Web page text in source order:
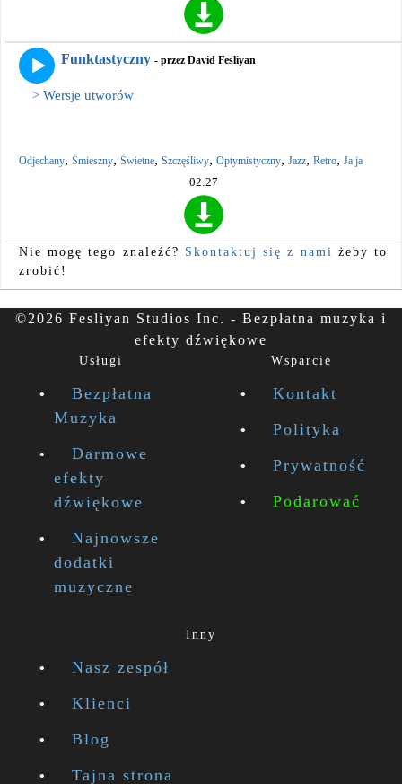
Funktastyczny - przez David Fesliyan
> Wersje utworów
Odjechany, Śmieszny, Świetne, Szczęśliwy, Optymistyczny, Jazz, Retro, Ja ja
02:27
Nie mogę tego znaleźć? Skontaktuj się z nami żeby to
zrobić!
©2026 Fesliyan Studios Inc. - Bezpłatna muzyka i
efekty dźwiękowe
Usługi
Bezpłatna
Muzyka
Darmowe
efekty
dźwiękowe
Najnowsze
dodatki
muzyczne
Wsparcie
Kontakt
Polityka
Prywatność
Podarować
Inny
Nasz zespół
Klienci
Blog
Tajna strona